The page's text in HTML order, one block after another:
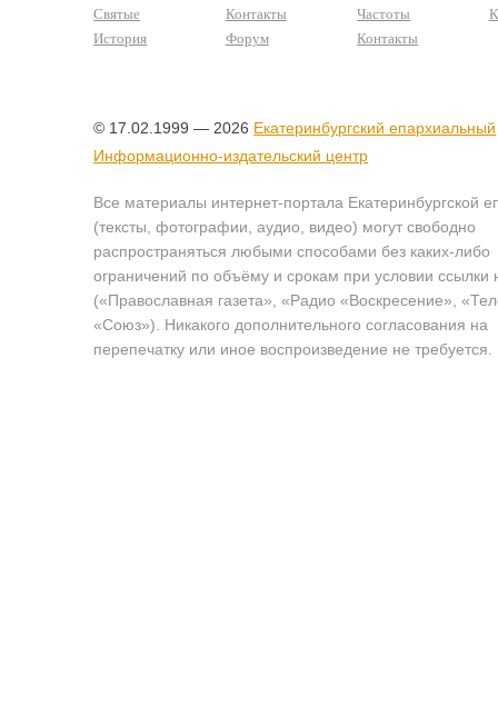
Святые
История
Контакты
Форум
Частоты
Контакты
© 17.02.1999 — 2026 Екатеринбургский епархиальный
Информационно-издательский центр
Все материалы интернет-портала Екатеринбургской
(тексты, фотографии, аудио, видео) могут свободно
распространяться любыми способами без каких-либо
ограничений по объёму и срокам при условии ссылки
(«Православная газета», «Радио «Воскресение»,
«Союз»). Никакого дополнительного согласования на
перепечатку или иное воспроизведение не требуется.